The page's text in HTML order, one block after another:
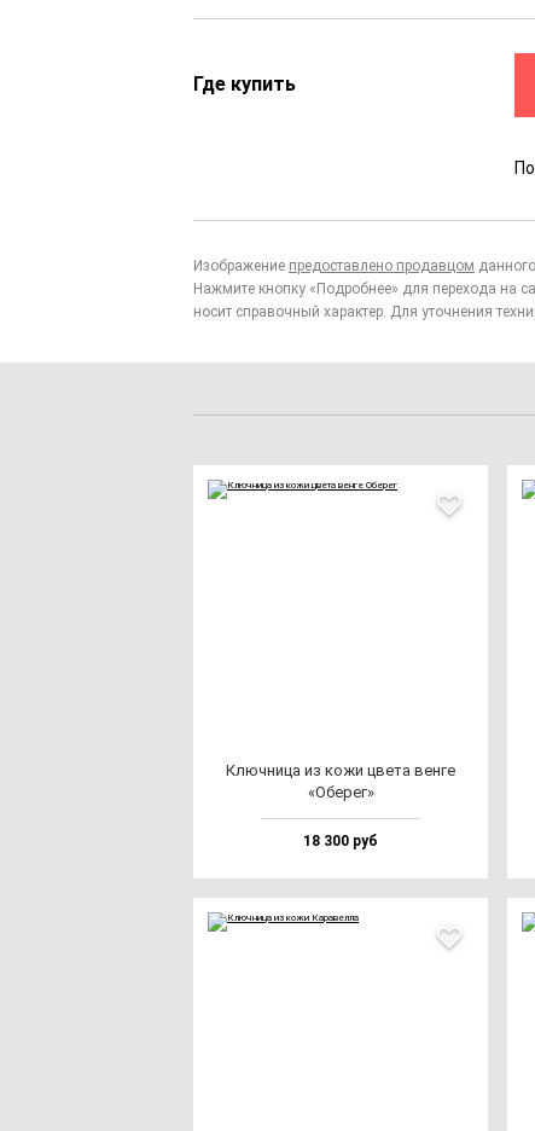
Где купить
Изображение предоставлено продавцом
Нажмите кнопку «Подробнее» для перехода на
носит справочный характер. Для уточнения
Ключ­ни­ца из ко­жи цве­та вен­ге
«Обе­рег»
18 300 руб